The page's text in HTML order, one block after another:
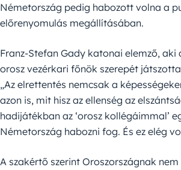
Németország pedig habozott volna a
előrenyomulás megállításában.
Franz-Stefan Gady katonai elemző, aki
orosz vezérkari főnök szerepét
„Az elrettentés nemcsak a
azon is, mit hisz az ellenség az
hadijátékban az ‘orosz kollégáimmal’
Németország habozni fog. És ez elég
A szakértő szerint Oroszországnak